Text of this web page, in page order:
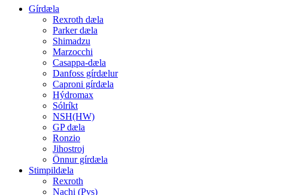
Gírdæla
Rexroth dæla
Parker dæla
Shimadzu
Marzocchi
Casappa-dæla
Danfoss gírdælur
Caproni gírdæla
Hýdromax
Sólríkt
NSH(HW)
GP dæla
Ronzio
Jihostroj
Önnur gírdæla
Stimpildæla
Rexroth
Nachi (Pvs)